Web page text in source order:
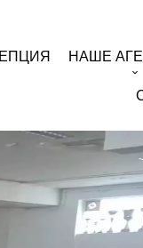
НАШЕ